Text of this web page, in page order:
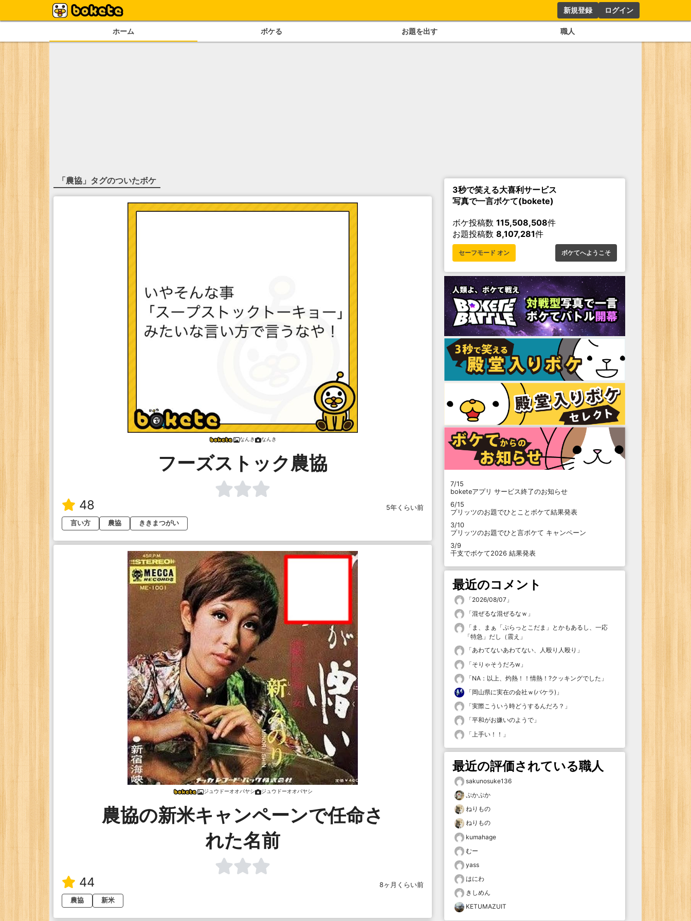
新規登録 ログイン
ホーム ボケる お題を出す 職人
「農協 」タグのついたボケ
なんき なんき
フーズストック農協
48
5年くらい前
言い方
農協 ききまつがい
ジュウドーオオバヤシ ジュウドーオオバヤシ
農協の新米キャンペーンで任命さ
れた名前
44
8ヶ月くらい前
農協
新米
3秒で笑える大喜利サービス
写真で一言ボケて(bokete)
ボケ投稿数 115,508,508件
お題投稿数 8,107,281件
セーフモード オン ボケてへようこそ
7/15
boketeアプリ サービス終了のお知らせ
6/15
プリッツのお題でひとことボケて結果発表
3/10
プリッツのお題でひと言ボケて キャンペーン
3/9
干支でボケて2026 結果発表
最近のコメント
「2026/08/07 」
「混ぜるな混ぜるなｗ 」
「 ま、まぁ「ぷらっとこだま」とかもあるし、一応
「特急」だし（震え 」
「あわてないあわてない、人殴り人殴り 」
「そりゃそうだろw 」
「NA：以上、灼熱！！情熱！?クッキングでした 」
「岡山県に実在の会社ｗ(バケラ) 」
「実際こういう時どうするんだろ？ 」
「平和がお嫌いのようで 」
「 上手い！！ 」
最近の評価されている職人
sakunosuke136
ぷかぷか
ねりもの
ねりもの
kumahage
むー
yass
はにわ
きしめん
KETUMAZUIT